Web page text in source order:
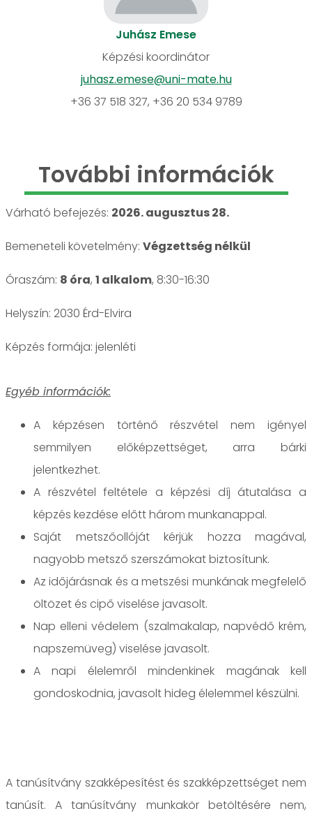
Juhász Emese
Képzési koordinátor
juhasz.emese@uni-mate.hu
+36 37 518 327, +36 20 534 9789
További információk
Várható befejezés: 2026. augusztus 28.
Bemeneteli követelmény: Végzettség nélkül
Óraszám: 8 óra, 1 alkalom, 8:30-16:30
Helyszín: 2030 Érd-Elvira
jelenléti
Egyéb információk:
A képzésen történő részvétel nem igényel
semmilyen előképzettséget, arra bárki
jelentkezhet.
A részvétel feltétele a képzési díj átutalása a
képzés kezdése előtt három munkanappal.
Saját metszőollóját kérjük hozza magával,
nagyobb metsző szerszámokat biztosítunk.
Az időjárásnak és a metszési munkának megfelelő
öltözet és cipő viselése javasolt.
Nap elleni védelem (szalmakalap, napvédő krém,
napszemüveg) viselése javasolt.
A napi élelemről mindenkinek magának kell
gondoskodnia, javasolt hideg élelemmel készülni.
A tanúsítvány szakképesítést és szakképzettséget nem
tanúsít. A tanúsítvány munkakör betöltésére nem,